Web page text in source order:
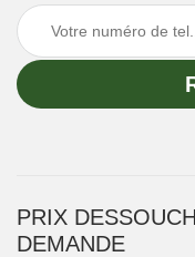
PRIX
DEMANDE